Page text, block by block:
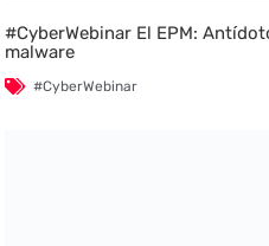
#CyberWebinar El EPM:
malware
#CyberWebinar